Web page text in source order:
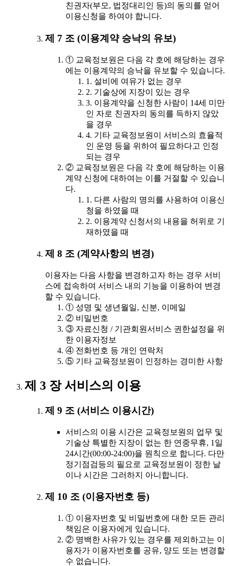
친권자(부모, 법정대리인 등)의 동의를 얻어
이용신청을 하여야 합니다.
제 7 조 (이용계약 승낙의 유보)
① 교육정보원은 다음 각 호에 해당하는 경우
에는 이용계약의 승낙을 유보할 수 있습니다.
1. 설비에 여유가 없는 경우
2. 기술상에 지장이 있는 경우
3. 이용계약을 신청한 사람이 14세 미만
인 자로 친권자의 동의를 득하지 않았
을 경우
4. 기타 교육정보원이 서비스의 효율적
인 운영 등을 위하여 필요하다고 인정
되는 경우
② 교육정보원은 다음 각 호에 해당하는 이용
계약 신청에 대하여는 이를 거절할 수 있습니
다.
1. 다른 사람의 명의를 사용하여 이용신
청을 하였을 때
2. 이용계약 신청서의 내용을 허위로 기
재하였을 때
제 8 조 (계약사항의 변경)
이용자는 다음 사항을 변경하고자 하는 경우 서비
스에 접속하여 서비스 내의 기능을 이용하여 변경
할 수 있습니다.
① 성명 및 생년월일, 신분, 이메일
② 비밀번호
③ 자료신청 / 기관회원서비스 권한설정을 위
한 이용자정보
④ 전화번호 등 개인 연락처
⑤ 기타 교육정보원이 인정하는 경미한 사항
제 3 장 서비스의 이용
제 9 조 (서비스 이용시간)
서비스의 이용 시간은 교육정보원의 업무 및
기술상 특별한 지장이 없는 한 연중무휴, 1일
24시간(00:00-24:00)을 원칙으로 합니다. 다만
정기점검등의 필요로 교육정보원이 정한 날
이나 시간은 그러하지 아니합니다.
제 10 조 (이용자번호 등)
① 이용자번호 및 비밀번호에 대한 모든 관리
책임은 이용자에게 있습니다.
② 명백한 사유가 있는 경우를 제외하고는 이
용자가 이용자번호를 공유, 양도 또는 변경할
수 없습니다.